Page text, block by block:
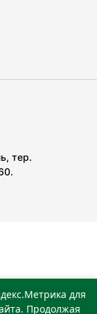
тер.
для
Продолжая